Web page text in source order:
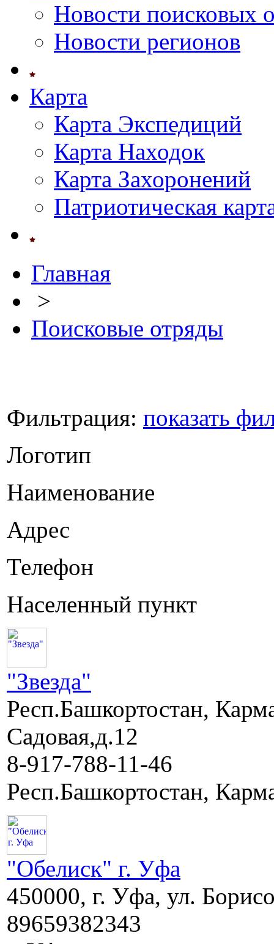
Новости поисковых
Новости регионов
Карта
Карта Экспедиций
Карта Находок
Карта Захоронений
Патриотическая
Главная
>
Поисковые отряды
Фильтрация: показать
Логотип
Наименование
Адрес
Телефон
Населенный пункт
"Звезда"
Респ.Башкортостан,
Садовая,д.12
8-917-788-11-46
Респ.Башкортостан,
"Обелиск" г. Уфа
450000, г. Уфа, ул.
89659382343